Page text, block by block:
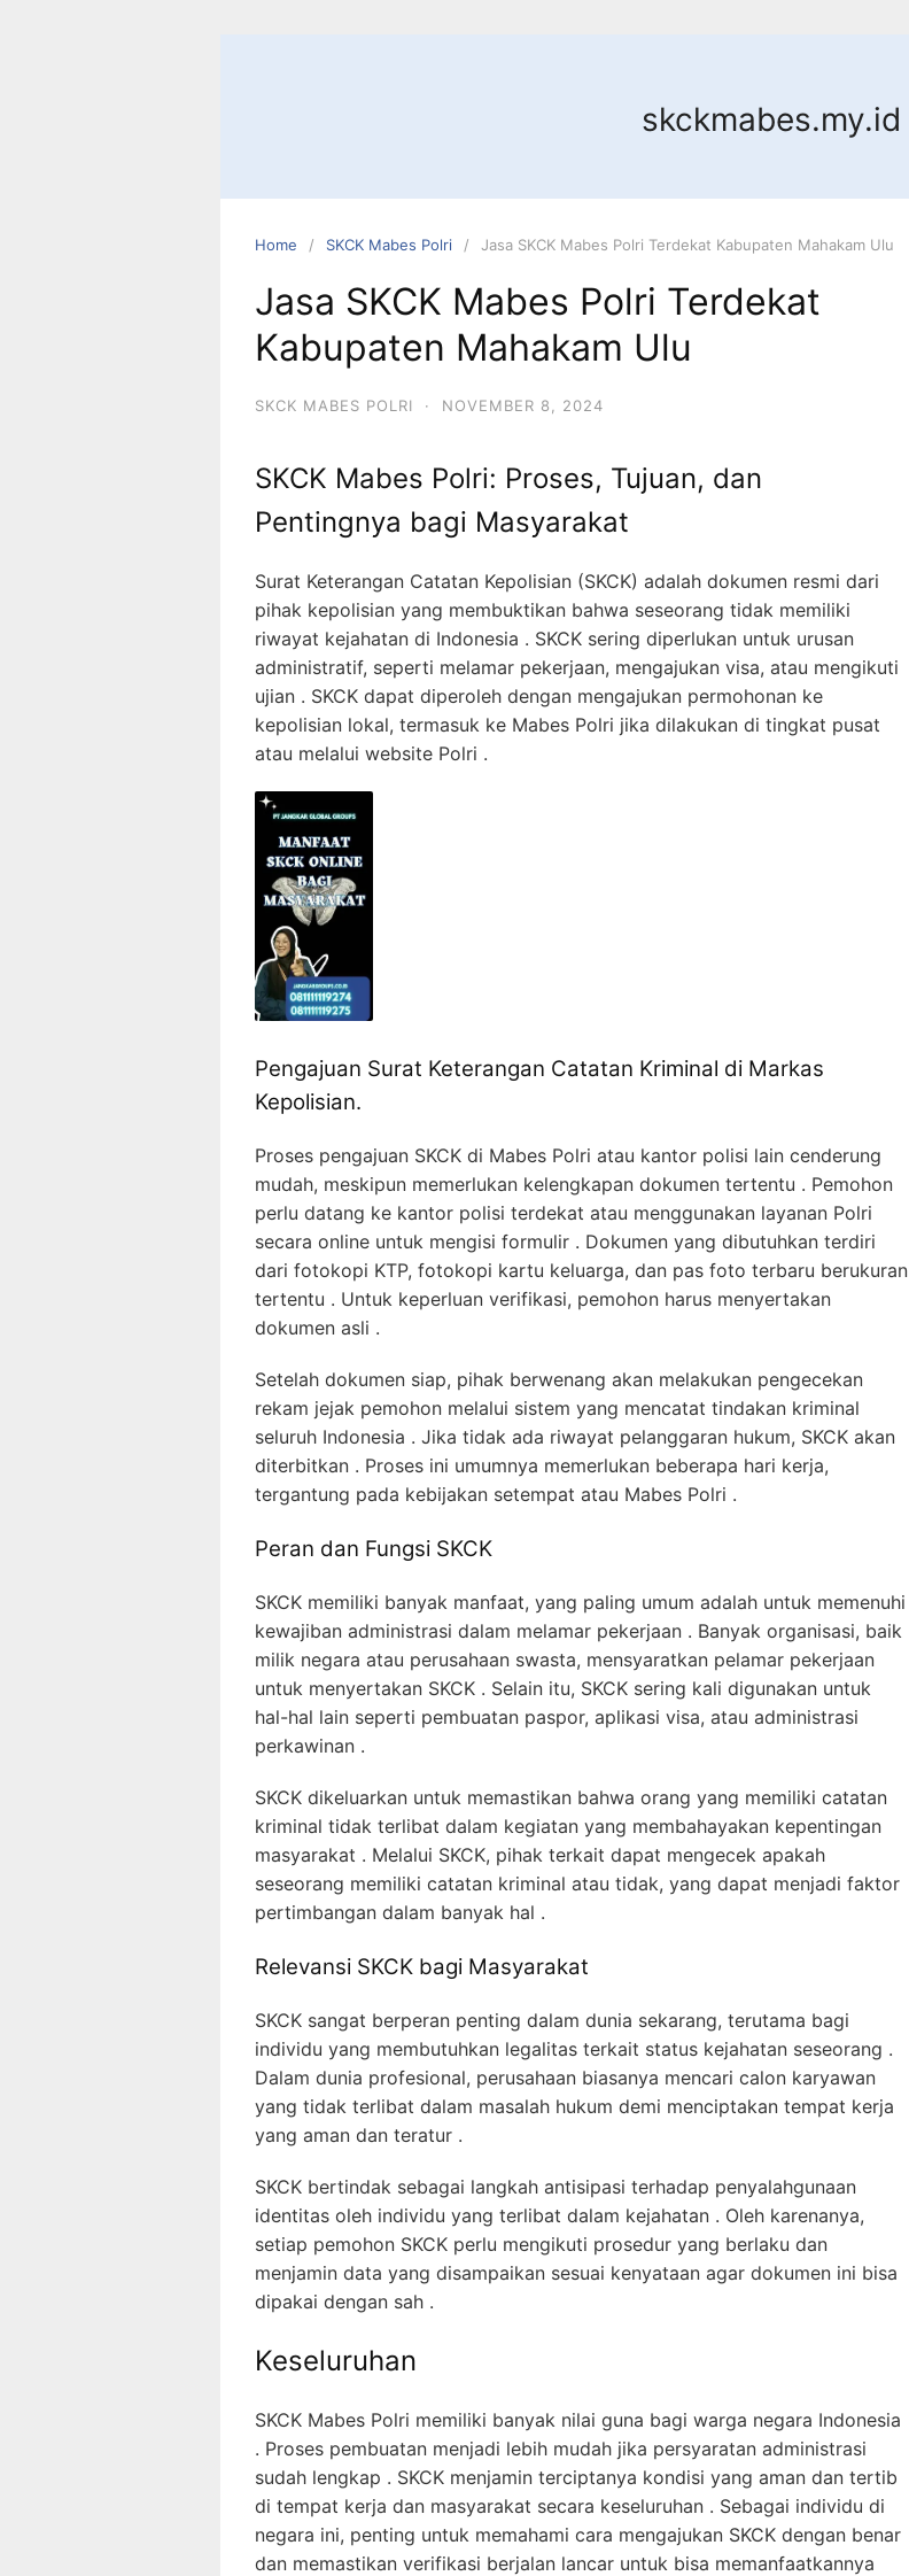
skckmabes.my.id
Home SKCK Mabes Polri Jasa SKCK Mabes Polri Terdekat Kabupaten Mahakam Ulu
Jasa SKCK Mabes Polri Terdekat
Kabupaten Mahakam Ulu
SKCK MABES POLRI · NOVEMBER 8, 2024
SKCK Mabes Polri: Proses, Tujuan, dan
Pentingnya bagi Masyarakat
Surat Keterangan Catatan Kepolisian (SKCK) adalah dokumen resmi dari
pihak kepolisian yang membuktikan bahwa seseorang tidak memiliki
riwayat kejahatan di Indonesia . SKCK sering diperlukan untuk urusan
administratif, seperti melamar pekerjaan, mengajukan visa, atau mengikuti
ujian . SKCK dapat diperoleh dengan mengajukan permohonan ke
kepolisian lokal, termasuk ke Mabes Polri jika dilakukan di tingkat pusat
atau melalui website Polri .
Pengajuan Surat Keterangan Catatan Kriminal di Markas
Kepolisian.
Proses pengajuan SKCK di Mabes Polri atau kantor polisi lain cenderung
mudah, meskipun memerlukan kelengkapan dokumen tertentu . Pemohon
perlu datang ke kantor polisi terdekat atau menggunakan layanan Polri
secara online untuk mengisi formulir . Dokumen yang dibutuhkan terdiri
dari fotokopi KTP, fotokopi kartu keluarga, dan pas foto terbaru berukuran
tertentu . Untuk keperluan verifikasi, pemohon harus menyertakan
dokumen asli .
Setelah dokumen siap, pihak berwenang akan melakukan pengecekan
rekam jejak pemohon melalui sistem yang mencatat tindakan kriminal
seluruh Indonesia . Jika tidak ada riwayat pelanggaran hukum, SKCK akan
diterbitkan . Proses ini umumnya memerlukan beberapa hari kerja,
tergantung pada kebijakan setempat atau Mabes Polri .
Peran dan Fungsi SKCK
SKCK memiliki banyak manfaat, yang paling umum adalah untuk memenuhi
kewajiban administrasi dalam melamar pekerjaan . Banyak organisasi, baik
milik negara atau perusahaan swasta, mensyaratkan pelamar pekerjaan
untuk menyertakan SKCK . Selain itu, SKCK sering kali digunakan untuk
hal-hal lain seperti pembuatan paspor, aplikasi visa, atau administrasi
perkawinan .
SKCK dikeluarkan untuk memastikan bahwa orang yang memiliki catatan
kriminal tidak terlibat dalam kegiatan yang membahayakan kepentingan
masyarakat . Melalui SKCK, pihak terkait dapat mengecek apakah
seseorang memiliki catatan kriminal atau tidak, yang dapat menjadi faktor
pertimbangan dalam banyak hal .
Relevansi SKCK bagi Masyarakat
SKCK sangat berperan penting dalam dunia sekarang, terutama bagi
individu yang membutuhkan legalitas terkait status kejahatan seseorang .
Dalam dunia profesional, perusahaan biasanya mencari calon karyawan
yang tidak terlibat dalam masalah hukum demi menciptakan tempat kerja
yang aman dan teratur .
SKCK bertindak sebagai langkah antisipasi terhadap penyalahgunaan
identitas oleh individu yang terlibat dalam kejahatan . Oleh karenanya,
setiap pemohon SKCK perlu mengikuti prosedur yang berlaku dan
menjamin data yang disampaikan sesuai kenyataan agar dokumen ini bisa
dipakai dengan sah .
Keseluruhan
SKCK Mabes Polri memiliki banyak nilai guna bagi warga negara Indonesia
. Proses pembuatan menjadi lebih mudah jika persyaratan administrasi
sudah lengkap . SKCK menjamin terciptanya kondisi yang aman dan tertib
di tempat kerja dan masyarakat secara keseluruhan . Sebagai individu di
negara ini, penting untuk memahami cara mengajukan SKCK dengan benar
dan memastikan verifikasi berjalan lancar untuk bisa memanfaatkannya